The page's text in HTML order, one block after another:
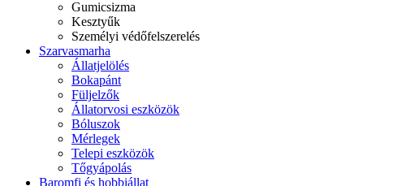
Gumicsizma
Kesztyűk
Személyi védőfelszerelés
Szarvasmarha
Állatjelölés
Bokapánt
Füljelzők
Állatorvosi eszközök
Bóluszok
Mérlegek
Telepi eszközök
Tőgyápolás
Baromfi és hobbiállat